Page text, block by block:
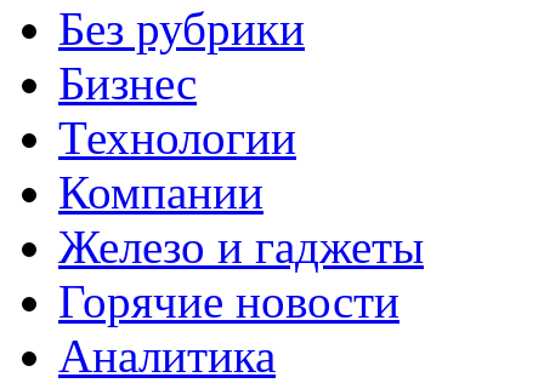
Без рубрики
Бизнес
Технологии
Компании
Железо и гаджеты
Горячие новости
Аналитика